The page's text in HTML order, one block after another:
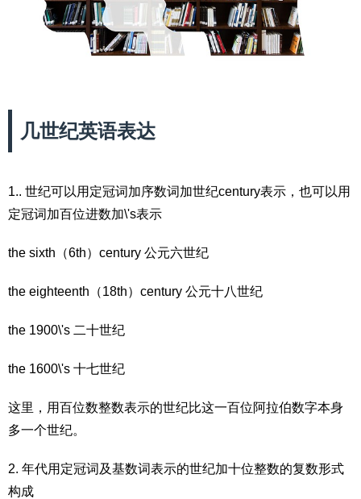
几世纪英语表达
1.. 世纪可以用定冠词加序数词加世纪century表示，也可以用
定冠词加百位进数加\'s表示
the sixth（6th）century 公元六世纪
the eighteenth（18th）century 公元十八世纪
the 1900\'s 二十世纪
the 1600\'s 十七世纪
这里，用百位数整数表示的世纪比这一百位阿拉伯数字本身
多一个世纪。
2. 年代用定冠词及基数词表示的世纪加十位整数的复数形式
构成